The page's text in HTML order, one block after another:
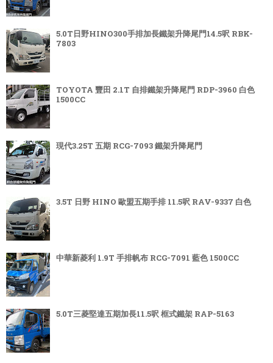
5.0T日野HINO300手排加長鐵架升降尾門14.5呎 RBK-
7803
TOYOTA 豐田 2.1T 自排鐵架升降尾門 RDP-3960 白色
1500CC
現代3.25T 五期 RCG-7093 鐵架升降尾門
3.5T 日野 HINO 歐盟五期手排 11.5呎 RAV-9337 白色
中華新菱利 1.9T 手排帆布 RCG-7091 藍色 1500CC
5.0T三菱堅達五期加長11.5呎 框式鐵架 RAP-5163